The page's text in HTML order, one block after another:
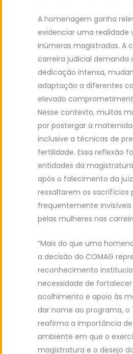
A homenagem ganha
evidenciar uma realidade
inúmeras magistradas. A
carreira judicial demanda
dedicação intensa,
adaptação a diferentes
elevado
Nesse contexto, muitas
por postergar a
inclusive a técnicas de
fertilidade. Essa reflexão
entidades da
após o falecimento da
ressaltarem os sacrifícios
frequentemente
pelas mulheres nas
“Mais do que uma
a decisão do COMAG
reconhecimento
necessidade de
acolhimento e apoio às
dar nome ao programa, o
reafirma a importância
ambiente em que o
magistratura e o desejo